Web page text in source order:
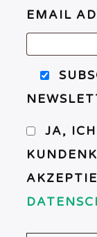
EMAIL
JA,